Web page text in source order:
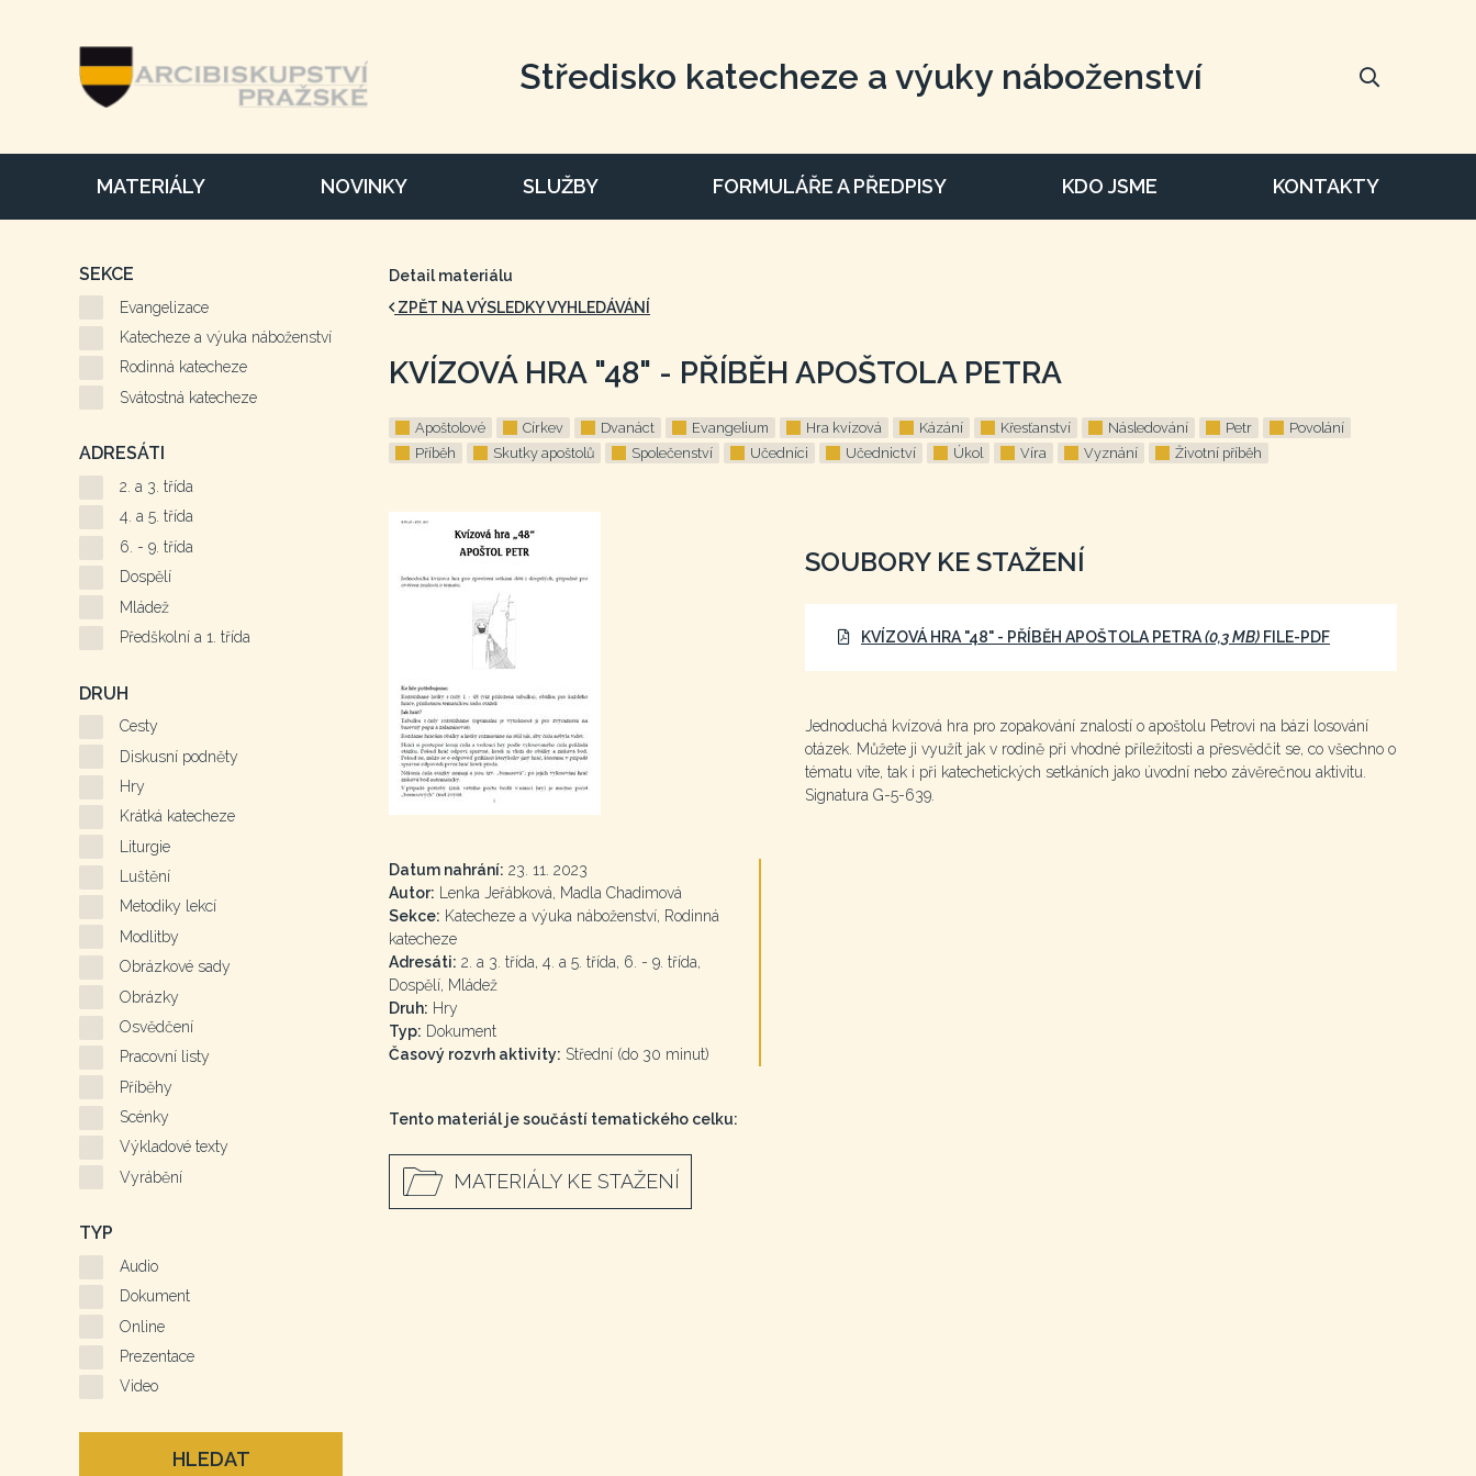
Středisko katecheze a výuky náboženství
MATERIÁLY NOVINKY SLUŽBY FORMULÁŘE A PŘEDPISY KDO JSME KONTAKTY
Detail materiálu
ZPĚT NA VÝSLEDKY VYHLEDÁVÁNÍ
KVÍZOVÁ HRA "48" - PŘÍBĚH APOŠTOLA PETRA
Apoštolové Církev Dvanáct Evangelium Hra kvízová Kázání Křesťanství Následování Petr
Povolání
Příběh
Skutky apoštolů Společenství Učedníci Učednictví Úkol Víra Vyznání Životní příběh
Datum nahrání: 23. 11. 2023
Autor: Lenka Jeřábková, Madla Chadimová
Sekce: Katecheze a výuka náboženství, Rodinná
katecheze
Adresáti: 2. a 3. třída, 4. a 5. třída, 6. - 9. třída,
Dospělí, Mládež
Druh: Hry
Typ: Dokument
Časový rozvrh aktivity: Střední (do 30 minut)
Tento materiál je součástí tematického celku:
MATERIÁLY KE STAŽENÍ
SOUBORY KE STAŽENÍ
KVÍZOVÁ HRA "48" - PŘÍBĚH APOŠTOLA PETRA(0,3 MB) FILE-PDF
Jednoduchá kvízová hra pro zopakování znalostí o apoštolu Petrovi na bázi losování
otázek. Můžete ji využít jak v rodině při vhodné příležitosti a přesvědčit se, co všechno o
tématu víte, tak i při katechetických setkáních jako úvodní nebo závěrečnou aktivitu.
Signatura G-5-639.
SEKCE
Evangelizace
Katecheze a výuka náboženství
Rodinná katecheze
Svátostná katecheze
ADRESÁTI
2. a 3. třída
4. a 5. třída
6. - 9. třída
Dospělí
Mládež
Předškolní a 1. třída
DRUH
Cesty
Diskusní podněty
Hry
Krátká katecheze
Liturgie
Luštění
Metodiky lekcí
Modlitby
Obrázkové sady
Obrázky
Osvědčení
Pracovní listy
Příběhy
Scénky
Výkladové texty
Vyrábění
TYP
Audio
Dokument
Online
Prezentace
Video
HLEDAT